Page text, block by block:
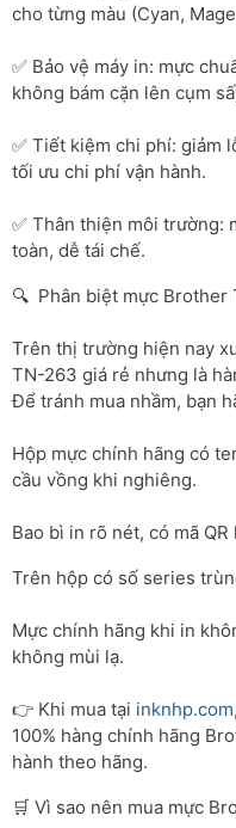
cho từng màu (Cyan,
✅ Bảo vệ máy in: mực
không bám cặn lên cụm
✅ Tiết kiệm chi phí: giảm
tối ưu chi phí vận hành.
✅ Thân thiện môi trường:
toàn, dễ tái chế.
🔍 Phân biệt mực Brother
Trên thị trường hiện nay
TN-263 giá rẻ nhưng là
Để tránh mua nhầm, bạn
Hộp mực chính hãng có
cầu vồng khi nghiêng.
Bao bì in rõ nét, có mã
Trên hộp có số series
Mực chính hãng khi in
không mùi lạ.
👉 Khi mua tại inknhp.com
100% hàng chính hãng
hành theo hãng.
🛒 Vì sao nên mua mực